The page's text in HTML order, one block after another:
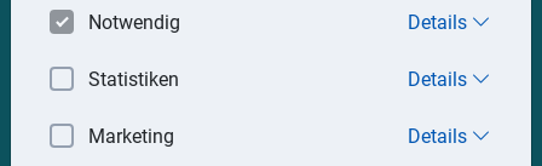
Notwendig Details
Statistiken Details
Marketing Details